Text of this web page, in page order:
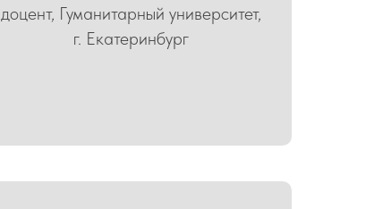
доцент, Гуманитарный университет,
г. Екатеринбург